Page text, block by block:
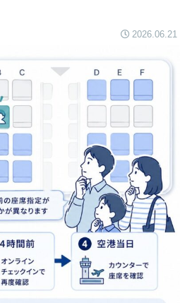
2026.06.21